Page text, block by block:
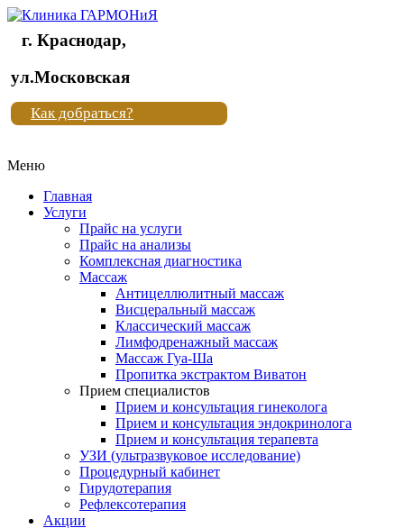
Клиника
"Новая
жизнь"
Клиника
жизнь"
г. Краснодар,
ул.Московская
Как добраться?
Меню
Главная
Услуги
Прайс на услуги
Прайс на анализы
Комплексная диагностика
Массаж
Антицеллюлитный массаж
Висцеральный массаж
Классический массаж
Лимфодренажный массаж
Массаж Гуа-Ша
Пропитка экстрактом Виватон
Прием специалистов
Прием и консультация гинеколога
Прием и консультация эндокринолога
Прием и консультация терапевта
УЗИ (ультразвуковое исследование)
Процедурный кабинет
Гирудотерапия
Рефлексотерапия
Акции